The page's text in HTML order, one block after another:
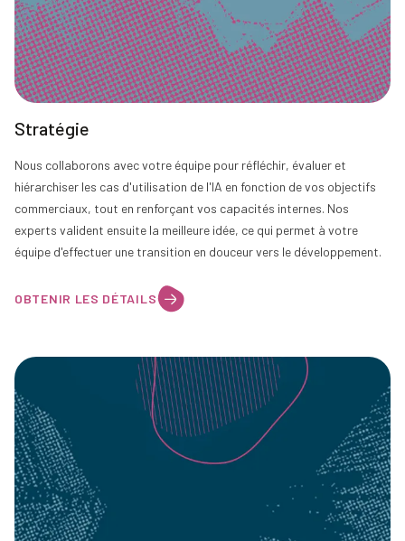
Stratégie
Nous collaborons avec votre équipe pour réfléchir, évaluer et
hiérarchiser les cas d'utilisation de l'IA en fonction de vos objectifs
commerciaux, tout en renforçant vos capacités internes. Nos
experts valident ensuite la meilleure idée, ce qui permet à votre
équipe d'effectuer une transition en douceur vers le développement.
OBTENIR LES DÉTAILS